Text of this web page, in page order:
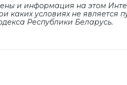
и информация на этом
каких условиях не является
Республики Беларусь.